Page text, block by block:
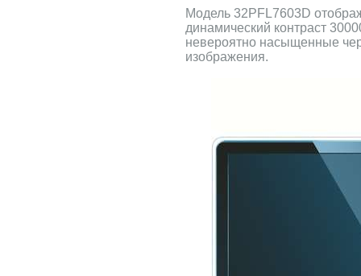
Модель 32PFL7603D
динамический контраст
невероятно насыщенные
изображения.